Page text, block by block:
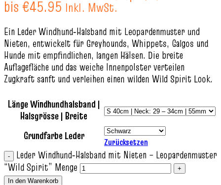
bis €45.95 Inkl. MwSt.
Ein Leder Windhund‑Halsband mit Leopardenmuster und
Nieten, entwickelt für Greyhounds, Whippets, Galgos und
Hunde mit empfindlichen, langen Hälsen. Die breite
Auflagefläche und das weiche Innenpolster verteilen
Zugkraft sanft und verleihen einen wilden Wild Spirit Look.
Länge Windhundhalsband |
Halsgrösse | Breite
Grundfarbe Leder
Zurücksetzen
Leder Windhund‑Halsband mit Nieten – Leopardenmuster
“Wild Spirit” Menge
In den Warenkorb